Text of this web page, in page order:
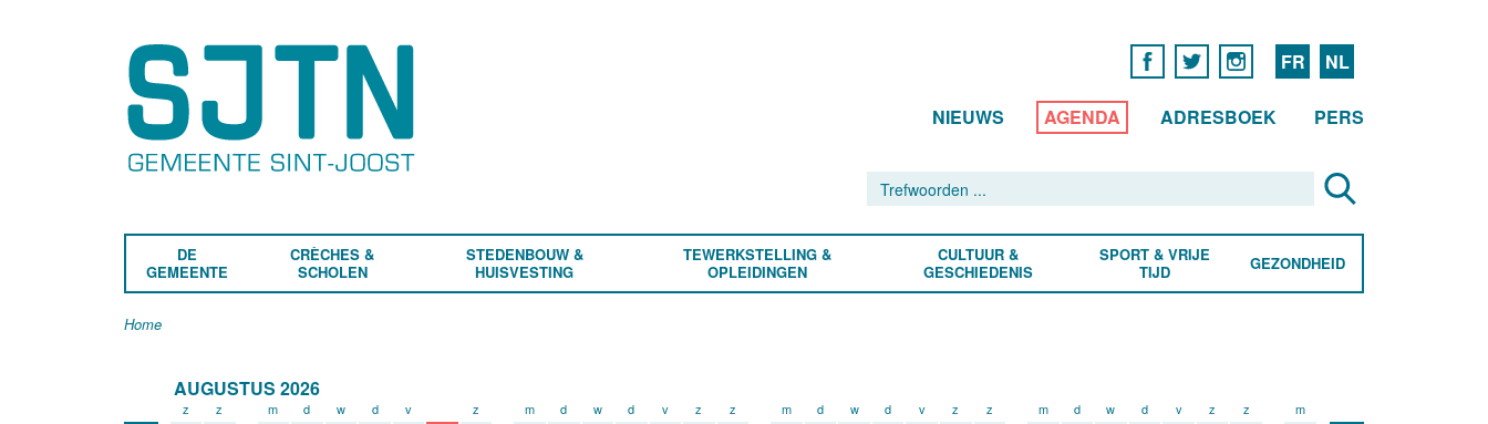
FR NL
NIEUWS AGENDA ADRESBOEK PERS
DE
GEMEENTE
CRÈCHES &
SCHOLEN
STEDENBOUW &
HUISVESTING
TEWERKSTELLING &
OPLEIDINGEN
CULTUUR &
GESCHIEDENIS
SPORT & VRIJE
TIJD
GEZONDHEID
Home
AUGUSTUS 2026
z z m d w d v z m d w d v z z m d w d v z z m d w d v z z m